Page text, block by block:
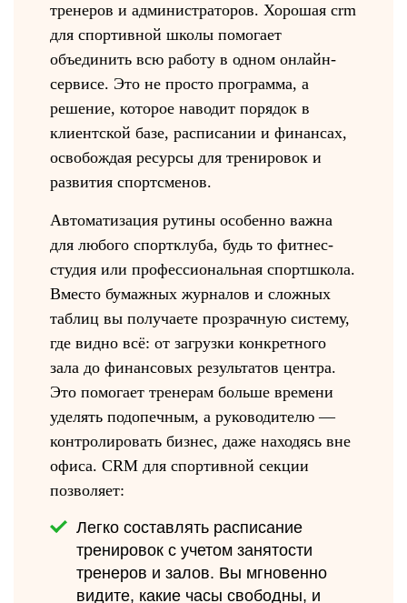
тренеров и администраторов. Хорошая crm
для спортивной школы помогает
объединить всю работу в одном онлайн-
сервисе. Это не просто программа, а
решение, которое наводит порядок в
клиентской базе, расписании и финансах,
освобождая ресурсы для тренировок и
развития спортсменов.
Автоматизация рутины особенно важна
для любого спортклуба, будь то фитнес-
студия или профессиональная спортшкола.
Вместо бумажных журналов и сложных
таблиц вы получаете прозрачную систему,
где видно всё: от загрузки конкретного
зала до финансовых результатов центра.
Это помогает тренерам больше времени
уделять подопечным, а руководителю —
контролировать бизнес, даже находясь вне
офиса. CRM для спортивной секции
позволяет:
Легко составлять расписание
тренировок с учетом занятости
тренеров и залов. Вы мгновенно
видите, какие часы свободны, и